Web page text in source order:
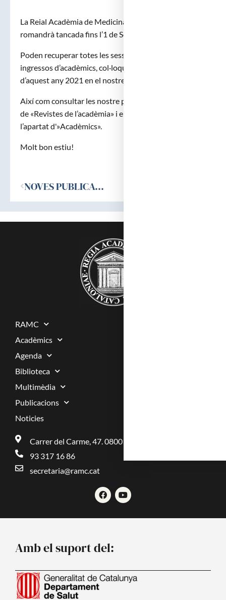
La Reial Acadèmia de Medicina de Catalunya
romandrà tancada fins l’1 de Setembre.
Poden recuperar totes les sessions acadèmiques:
ingressos d’acadèmics, col·loquis, i altres activitats,
d’aquest any 2021 en el nostre canal de Youtube
Així com consultar les nostre publicacions a l’apartat
de «Revistes de l’acadèmia» i els discursos d’ingrés a
l’apartat d'»Acadèmics».
Molt bon estiu!
NOVES PUBLICACIONS DE LA REIAL ACADÈMIA DE MEDICINA DE CATALUNYA
RAMC
Acadèmics
Agenda
Biblioteca
Multimèdia
Publicacions
Noticies
Carrer del Carme, 47. 08001 Barcelona.
93 317 16 86
secretaria@ramc.cat
F
a
c
k
Y
o
u
Amb el suport del: